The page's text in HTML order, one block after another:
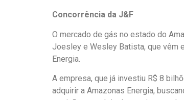
Concorrência da J&F
O mercado de gás no estado do
Joesley e Wesley Batista, que vêm
Energia.
A empresa, que já investiu R$ 8
adquirir a Amazonas Energia,